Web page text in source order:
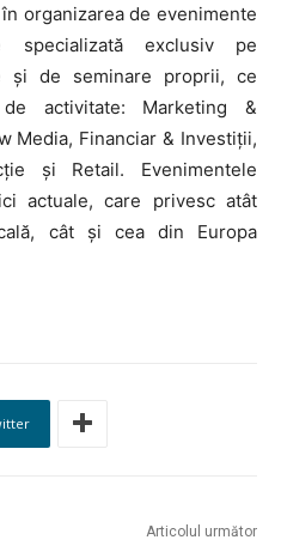
organizarea de evenimente
specializată exclusiv pe
și de seminare proprii, ce
activitate: Marketing &
Media, Financiar & Investiții,
și Retail. Evenimentele
actuale, care privesc atât
cât și cea din Europa
Articolul următor